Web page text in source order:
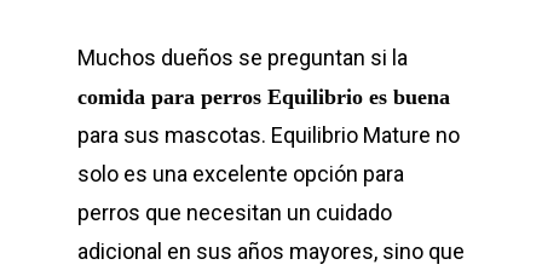
Muchos dueños se preguntan si la
comida para perros Equilibrio es buena
para sus mascotas. Equilibrio Mature no
solo es una excelente opción para
perros que necesitan un cuidado
adicional en sus años mayores, sino que